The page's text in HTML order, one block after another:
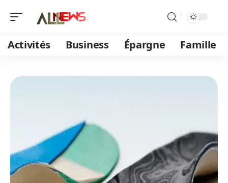
Activités Business Épargne Famille